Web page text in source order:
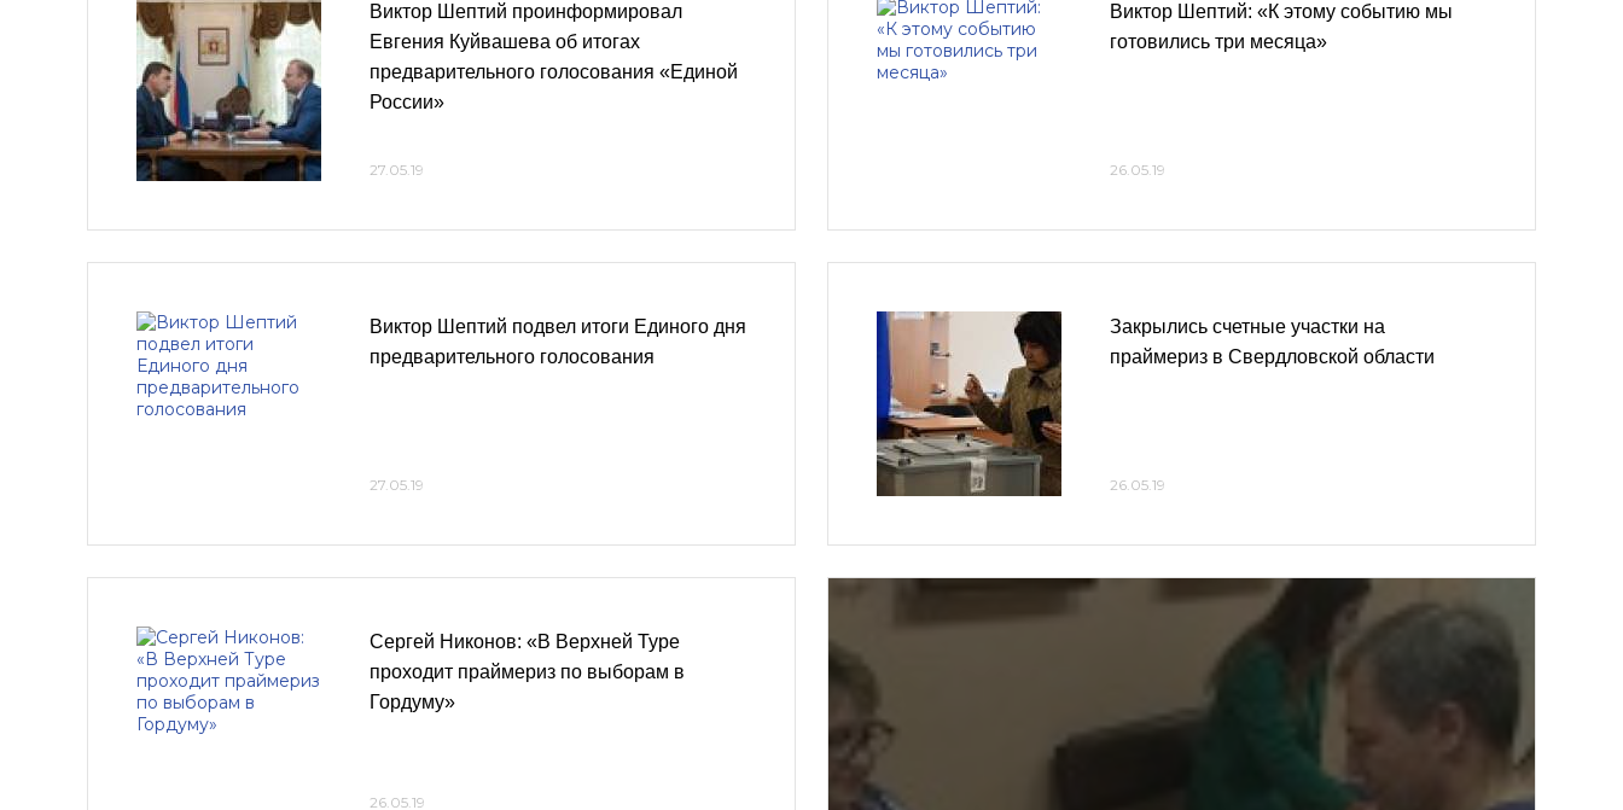
Виктор Шептий проинформировал
Евгения Куйвашева об итогах
предварительного голосования «Единой
России»
27.05.19
Виктор Шептий подвел итоги Единого дня
предварительного голосования
27.05.19
Виктор Шептий: «К этому событию мы
готовились три месяца»
26.05.19
Закрылись счетные участки на
праймериз в Свердловской области
26.05.19
Сергей Никонов: «В Верхней Туре
проходит праймериз по выборам в
Гордуму»
26.05.19